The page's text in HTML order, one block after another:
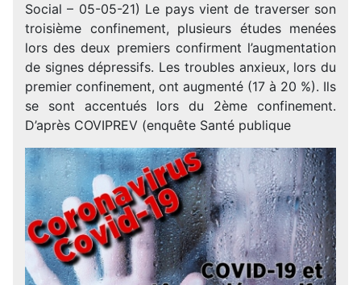
Social – 05-05-21) Le pays vient de traverser son
troisième confinement, plusieurs études menées
lors des deux premiers confirment l’augmentation
de signes dépressifs. Les troubles anxieux, lors du
premier confinement, ont augmenté (17 à 20 %). Ils
se sont accentués lors du 2ème confinement.
D’après COVIPREV (enquête Santé publique